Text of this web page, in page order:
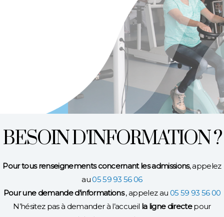
BESOIN D'INFORMATION ?
Pour tous renseignements concernant les admissions, appelez
au05 59 93 56 06
Pour une demande d'informations, appelez au 05 59 93 56 00
N’hésitez pas à demander à l’accueil la ligne directepour